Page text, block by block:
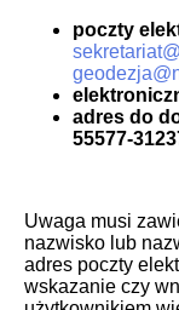
poczty
adres do
55577-
Uwaga musi
nazwisko lub
adres poczty
wskazanie czy